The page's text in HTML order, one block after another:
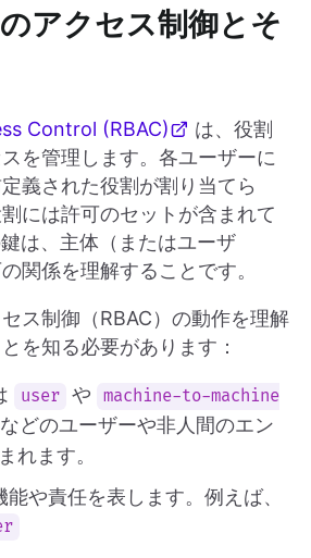
アクセス制御とそ
Control (RBAC)
は、役割
を管理します。各ユーザーに
義された役割が割り当てら
には許可のセットが含まれて
は、主体（またはユーザ
関係を理解することです。
ス制御（RBAC）の動作を理解
を知る必要があります：
user や
machine-to-machine
などのユーザーや非人間のエン
れます。
能や責任を表します。例えば、